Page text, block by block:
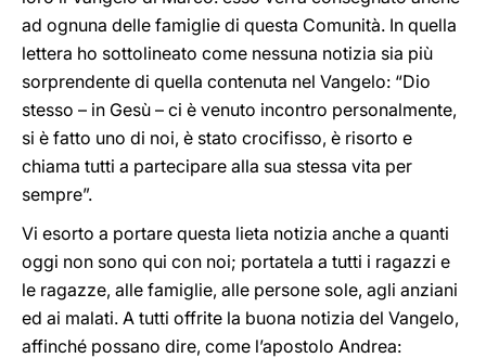
ad ognuna delle famiglie di questa Comunità. In quella
lettera ho sottolineato come nessuna notizia sia più
sorprendente di quella contenuta nel Vangelo: “Dio
stesso – in Gesù – ci è venuto incontro personalmente,
si è fatto uno di noi, è stato crocifisso, è risorto e
chiama tutti a partecipare alla sua stessa vita per
sempre”.
Vi esorto a portare questa lieta notizia anche a quanti
oggi non sono qui con noi; portatela a tutti i ragazzi e
le ragazze, alle famiglie, alle persone sole, agli anziani
ed ai malati. A tutti offrite la buona notizia del Vangelo,
affinché possano dire, come l’apostolo Andrea: